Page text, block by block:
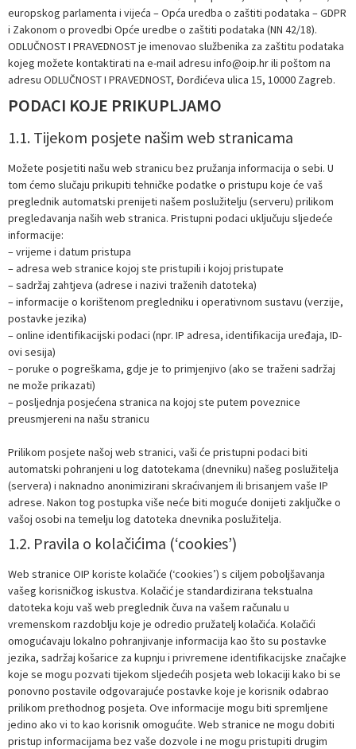
europskog parlamenta i vijeća – Opća uredba o zaštiti podataka – GDPR
i Zakonom o provedbi Opće uredbe o zaštiti podataka (NN 42/18).
ODLUČNOST I PRAVEDNOST je imenovao službenika za zaštitu podataka
kojeg možete kontaktirati na e-mail adresu info@oip.hrili poštom na
adresu ODLUČNOST I PRAVEDNOST, Đorđićeva ulica 15, 10000 Zagreb.
PODACI KOJE PRIKUPLJAMO
1.1. Tijekom posjete našim web stranicama
Možete posjetiti našu web stranicu bez pružanja informacija o sebi. U
tom ćemo slučaju prikupiti tehničke podatke o pristupu koje će vaš
preglednik automatski prenijeti našem poslužitelju (serveru) prilikom
pregledavanja naših web stranica. Pristupni podaci uključuju sljedeće
informacije:
– vrijeme i datum pristupa
– adresa web stranice kojoj ste pristupili i kojoj pristupate
– sadržaj zahtjeva (adrese i nazivi traženih datoteka)
– informacije o korištenom pregledniku i operativnom sustavu (verzije,
postavke jezika)
– online identifikacijski podaci (npr. IP adresa, identifikacija uređaja, ID-
ovi sesija)
– poruke o pogreškama, gdje je to primjenjivo (ako se traženi sadržaj
ne može prikazati)
– posljednja posjećena stranica na kojoj ste putem poveznice
preusmjereni na našu stranicu
Prilikom posjete našoj web stranici, vaši će pristupni podaci biti
automatski pohranjeni u log datotekama (dnevniku) našeg poslužitelja
(servera) i naknadno anonimizirani skraćivanjem ili brisanjem vaše IP
adrese. Nakon tog postupka više neće biti moguće donijeti zaključke o
vašoj osobi na temelju log datoteka dnevnika poslužitelja.
1.2. Pravila o kolačićima (‘cookies’)
Web stranice OIP koriste kolačiće (‘cookies’) s ciljem poboljšavanja
vašeg korisničkog iskustva. Kolačić je standardizirana tekstualna
datoteka koju vaš web preglednik čuva na vašem računalu u
vremenskom razdoblju koje je odredio pružatelj kolačića. Kolačići
omogućavaju lokalno pohranjivanje informacija kao što su postavke
jezika, sadržaj košarice za kupnju i privremene identifikacijske značajke
koje se mogu pozvati tijekom sljedećih posjeta web lokaciji kako bi se
ponovno postavile odgovarajuće postavke koje je korisnik odabrao
prilikom prethodnog posjeta. Ove informacije mogu biti spremljene
jedino ako vi to kao korisnik omogućite. Web stranice ne mogu dobiti
pristup informacijama bez vaše dozvole i ne mogu pristupiti drugim